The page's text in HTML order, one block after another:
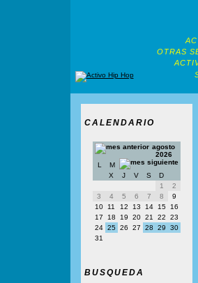
OTRAS
CALENDARIO
agosto
2026
L
M
X
J V S
D
1
2
3
4 5 6 7 8
9
10
11 12 13 14 15
16
17
18 19 20 21 22
23
24 25 26 27 28 29
30
31
BUSQUEDA